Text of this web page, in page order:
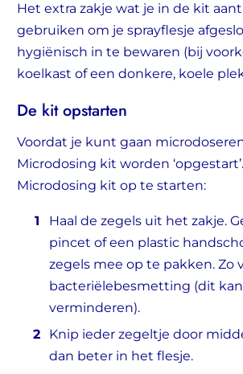
Het extra zakje wat je in de kit
gebruiken om je sprayflesje
hygiënisch in te bewaren (bij
koelkast of een donkere, koele
De kit opstarten
Voordat je kunt gaan
Microdosing kit worden
Microdosing kit op te starten:
Haal de zegels uit het zakje.
pincet of een plastic
zegels mee op te pakken. Zo
bacteriëlebesmetting (dit
verminderen).
Knip ieder zegeltje door
dan beter in het flesje.